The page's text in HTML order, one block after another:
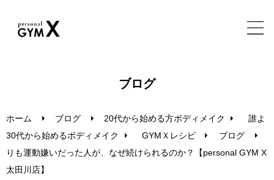
ブログ
ホーム ブログ
20代から始める方ボディメイク
30代から始めるボディメイク
GYMＸレシピ ブログ
誰よ
りも運動嫌いだった人が、なぜ続けられるのか？【personal GYM X
太田川店】